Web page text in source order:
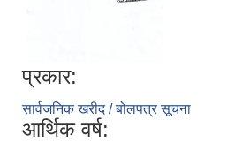
प्रकार:
सार्वजनिक खरीद / बोलपत्र सूचना
आर्थिक वर्ष: